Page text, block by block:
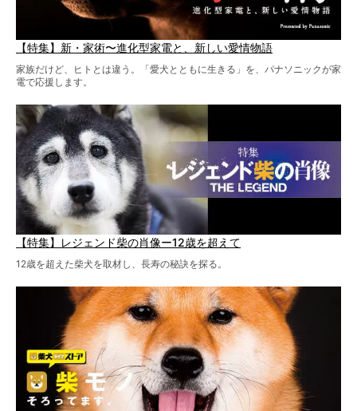
【特集】新・家術〜進化型家電と、新しい愛情物語
家族だけど、ヒトとは違う。「愛犬とともに生きる」を、パナソニックが家
電で応援します。
【特集】レジェンド柴の肖像ー12歳を超えて
12歳を超えた柴犬を取材し、長寿の秘訣を探る。